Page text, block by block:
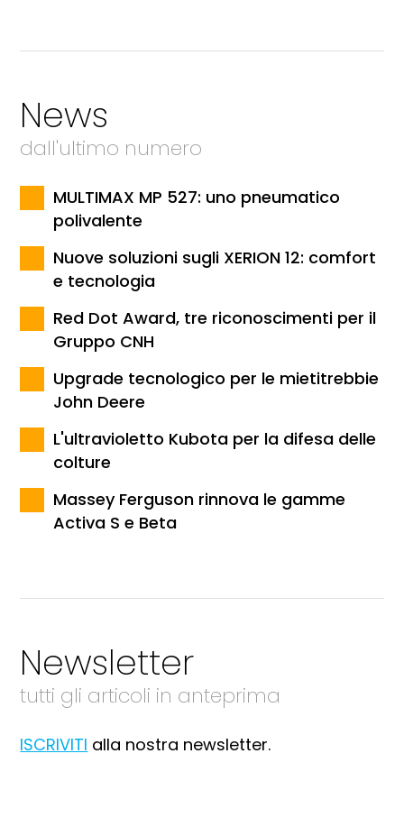
News
dall'ultimo numero
MULTIMAX MP 527: uno pneumatico
polivalente
Nuove soluzioni sugli XERION 12: comfort
e tecnologia
Red Dot Award, tre riconoscimenti per il
Gruppo CNH
Upgrade tecnologico per le mietitrebbie
John Deere
L'ultravioletto Kubota per la difesa delle
colture
Massey Ferguson rinnova le gamme
Activa S e Beta
Newsletter
tutti gli articoli in anteprima
ISCRIVITI alla nostra newsletter.